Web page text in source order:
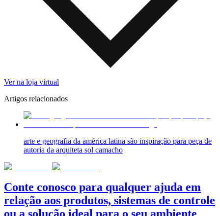
Ver na loja virtual
Artigos relacionados
arte e geografia da américa latina são inspiração para peça de
autoria da arquiteta sol camacho
Conte conosco para qualquer ajuda em
relação aos produtos, sistemas de controle